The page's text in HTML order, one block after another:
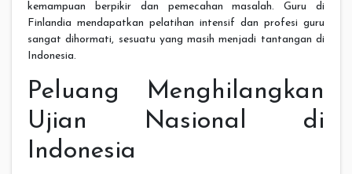
kemampuan berpikir dan pemecahan masalah. Guru di
Finlandia mendapatkan pelatihan intensif dan profesi guru
sangat dihormati, sesuatu yang masih menjadi tantangan di
Indonesia.
Peluang Menghilangkan
Ujian Nasional di
Indonesia